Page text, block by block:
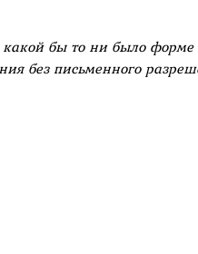
бы то ни было
без письменного